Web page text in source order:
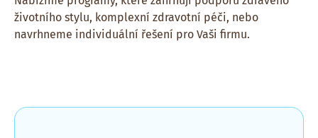
životního stylu, komplexní zdravotní péči, nebo
navrhneme individuální řešení pro Vaši firmu.